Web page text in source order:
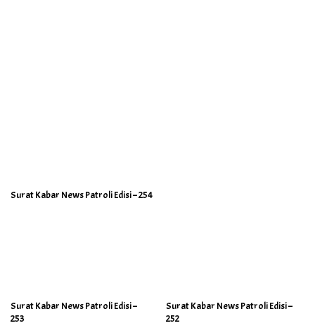
Surat Kabar News Patroli Edisi – 254
Surat Kabar News Patroli Edisi –
253
Surat Kabar News Patroli Edisi –
252